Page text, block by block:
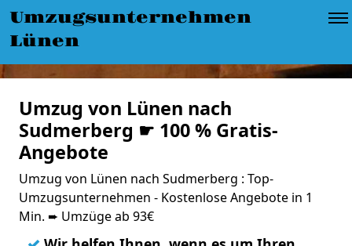
Umzugsunternehmen
Lünen
Umzug von Lünen nach
Sudmerberg ☛ 100 % Gratis-
Angebote
Umzug von Lünen nach Sudmerberg : Top-
Umzugsunternehmen - Kostenlose Angebote in 1
Min. ➨ Umzüge ab 93€